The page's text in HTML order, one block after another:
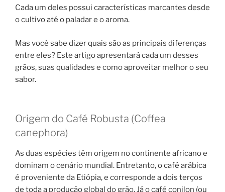
Cada um deles possui características marcantes desde
o cultivo até o paladar e o aroma.
Mas você sabe dizer quais são as principais diferenças
entre eles? Este artigo apresentará cada um desses
grãos, suas qualidades e como aproveitar melhor o seu
sabor.
Origem do Café Robusta (Coffea
canephora)
As duas espécies têm origem no continente africano e
dominam o cenário mundial. Entretanto, o café arábica
é proveniente da Etiópia, e corresponde a dois terços
de toda a produção global do grão. Já o café conilon (ou